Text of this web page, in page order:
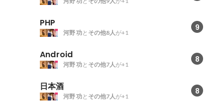
PHP 9
河野 功と その他8人が+1
Android 8
河野 功と その他7人が+1
日本酒 8
河野 功と その他7人が+1